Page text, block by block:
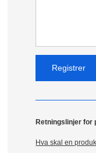
Retningslinjer for
Hva skal en